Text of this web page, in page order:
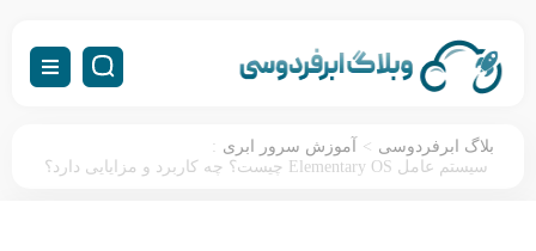
بلاگ ابرفردوسی > آموزش سرور ابری :
سیستم‌ عامل Elementary OS چیست؟ چه کاربرد و مزایایی دارد؟